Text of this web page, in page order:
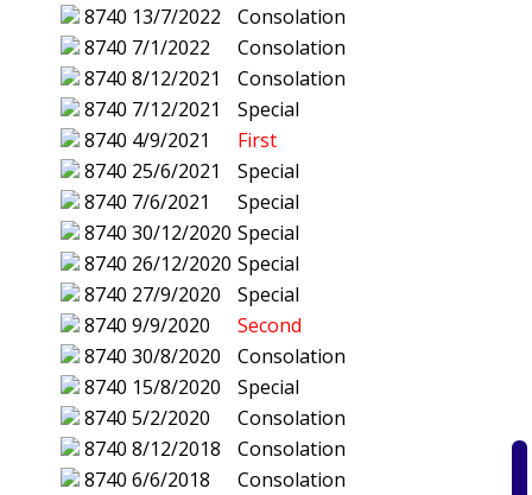
8740 13/7/2022
Consolation
8740 7/1/2022
Consolation
8740 8/12/2021
Consolation
8740 7/12/2021
Special
8740 4/9/2021
First
8740 25/6/2021
Special
8740 7/6/2021
Special
8740 30/12/2020 Special
8740 26/12/2020 Special
8740 27/9/2020
Special
8740 9/9/2020
Second
8740 30/8/2020
Consolation
8740 15/8/2020
Special
8740 5/2/2020
Consolation
8740 8/12/2018
Consolation
8740 6/6/2018
Consolation